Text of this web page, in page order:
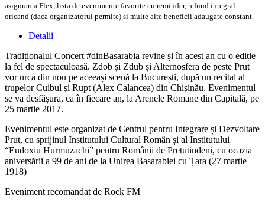
asigurarea Flex, lista de evenimente favorite cu reminder, refund integral
oricand (daca organizatorul permite) si multe alte beneficii adaugate constant.
Detalii
Tradiționalul Concert #dinBasarabia revine și în acest an cu o ediție
la fel de spectaculoasă. Zdob și Zdub și Alternosfera de peste Prut
vor urca din nou pe aceeași scenă la București, după un recital al
trupelor Cuibul și Rupt (Alex Calancea) din Chișinău. Evenimentul
se va desfășura, ca în fiecare an, la Arenele Romane din Capitală, pe
25 martie 2017.
Evenimentul este organizat de Centrul pentru Integrare și Dezvoltare
Prut, cu sprijinul Institutului Cultural Român și al Institutului
“Eudoxiu Hurmuzachi” pentru Românii de Pretutindeni, cu ocazia
aniversării a 99 de ani de la Unirea Basarabiei cu Țara (27 martie
1918)
Eveniment recomandat de Rock FM